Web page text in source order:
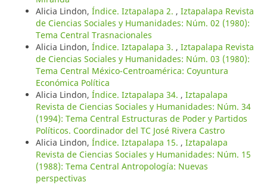
Alicia Lindon, Índice. Iztapalapa 2. , Iztapalapa Revista
de Ciencias Sociales y Humanidades: Núm. 02 (1980):
Tema Central Trasnacionales
Alicia Lindon, Índice. Iztapalapa 3. , Iztapalapa Revista
de Ciencias Sociales y Humanidades: Núm. 03 (1980):
Tema Central México-Centroamérica: Coyuntura
Económica Política
Alicia Lindon, Índice. Iztapalapa 34. , Iztapalapa
Revista de Ciencias Sociales y Humanidades: Núm. 34
(1994): Tema Central Estructuras de Poder y Partidos
Políticos. Coordinador del TC José Rivera Castro
Alicia Lindon, Índice. Iztapalapa 15. , Iztapalapa
Revista de Ciencias Sociales y Humanidades: Núm. 15
(1988): Tema Central Antropología: Nuevas
perspectivas